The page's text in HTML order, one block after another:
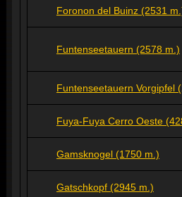
Foronon del Buinz (2531
Funtenseetauern (2578 m.)
Funtenseetauern Vorgipfel
Fuya-Fuya Cerro Oeste
Gamsknogel (1750 m.)
Gatschkopf (2945 m.)